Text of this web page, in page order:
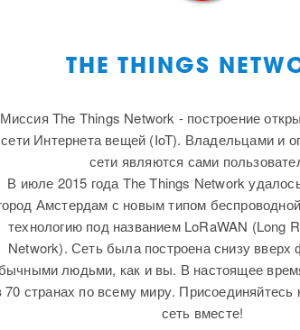
THE THINGS
Миссия The Things Network - построение
сети Интернета вещей (IoT). Владельцами и
сети являются сами
В июле 2015 года The Things Network
Амстердам с новым типом
технологию под названием LoRaWAN (Long
Network). Сеть была построена снизу вверх
людьми, как и вы. В настоящее
70 странах по всему миру. Присоединяйтесь
сеть вместе!